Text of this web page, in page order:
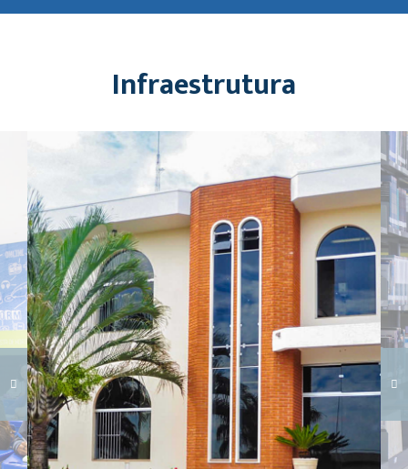
Infraestrutura
Carregando galeria...